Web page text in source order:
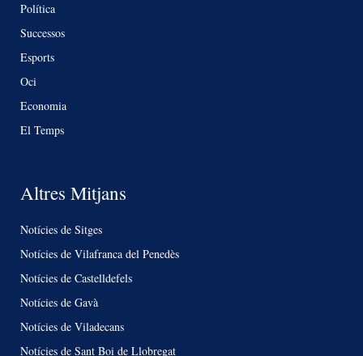
Política
Successos
Esports
Oci
Economia
El Temps
Altres Mitjans
Notícies de Sitges
Notícies de Vilafranca del Penedès
Notícies de Castelldefels
Notícies de Gavà
Notícies de Viladecans
Notícies de Sant Boi de Llobregat